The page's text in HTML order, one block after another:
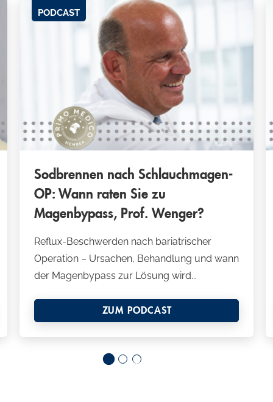
PODCAST
Sodbrennen nach Schlauchmagen-
OP: Wann raten Sie zu
Magenbypass, Prof. Wenger?
Reflux-Beschwerden nach bariatrischer
Operation – Ursachen, Behandlung und wann
der Magenbypass zur Lösung wird...
ZUM PODCAST